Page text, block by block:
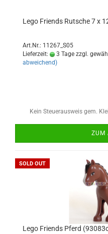
Lego Friends Rutsche 7 x
Art.Nr.: 11267_S05
Lieferzeit:
3 Tage zzgl.
abweichend)
Kein Steuerausweis gem.
ZUM
SOLD OUT
Lego Friends Pferd